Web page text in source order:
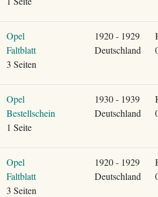
Opel
Faltblatt
3 Seiten
1920 - 1929
Deutschland
Opel
Bestellschein
1 Seite
1930 - 1939
Deutschland
Opel
Faltblatt
3 Seiten
1920 - 1929
Deutschland